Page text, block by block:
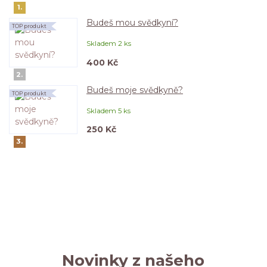
1.
2.
Budeš mou svědkyní?
Skladem 2 ks
TOP produkt
400 Kč
3.
Budeš moje svědkyně?
Skladem 5 ks
TOP produkt
250 Kč
Novinky z našeho